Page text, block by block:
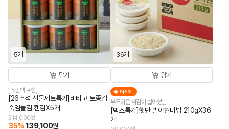
5개
담기
[쇼핑백 포함]
[26추석 선물세트특가]비비고 토종김
죽염돌김 캔김X5개
214,000원
35%139,100원
36개
담기
더세페
부드러운 식감이 살아있는
[박스특가]햇반 발아현미밥 210gX36
개